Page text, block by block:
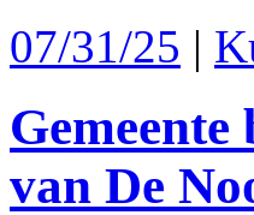
07/31/25 |
van De